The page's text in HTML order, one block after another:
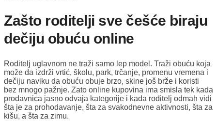
Zašto roditelji sve češće biraju
dečiju obuću online
Roditelj uglavnom ne traži samo lep model. Traži obuću koja
može da izdrži vrtić, školu, park, trčanje, promenu vremena i
dečiju naviku da obuću obuje brzo, skine još brže i koristi
bez mnogo pažnje. Zato online kupovina ima smisla tek kada
prodavnica jasno odvaja kategorije i kada roditelj odmah vidi
šta je za prohodavanje, šta za svakodnevne aktivnosti, šta za
kišu, a šta za zimu.